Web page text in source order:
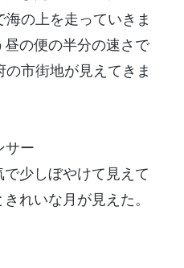
海の上を走っていきま
の便の半分の速さで
市街地が見えてきま
サー
で少しぼやけて見えて
れいな月が見えた。